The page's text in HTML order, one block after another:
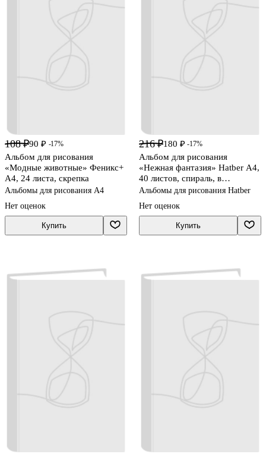
108 ₽90 ₽ -17%
Альбом для рисования
«Модные животные» Феникс+
А4, 24 листа, скрепка
Альбомы для рисования А4
Нет оценок
Купить
216 ₽180 ₽ -17%
Альбом для рисования
«Нежная фантазия» Hatber А4,
40 листов, спираль, в
ассортименте
Альбомы для рисования Hatber
Нет оценок
Купить